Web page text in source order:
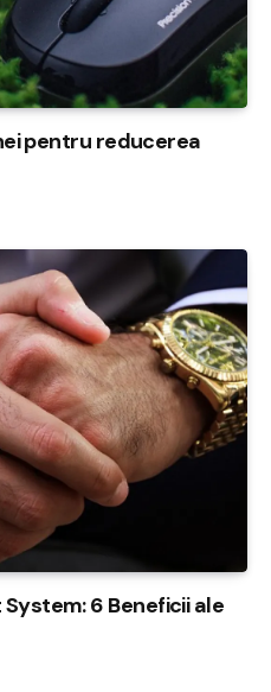
pentru reducerea
6 Beneficii ale